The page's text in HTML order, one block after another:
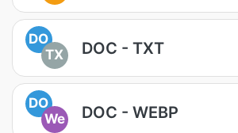
DO
TX
DOC - TXT
DO
We
DOC - WEBP